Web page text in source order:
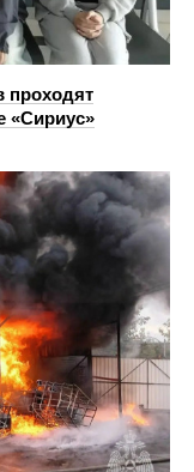
проходят
«Сириус»